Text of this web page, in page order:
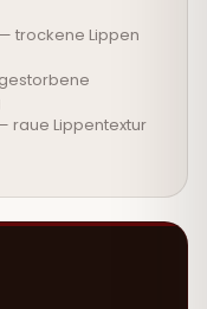
trockene Lippen
raue Lippentextur